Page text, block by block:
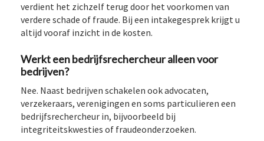
verdient het zichzelf terug door het voorkomen van
verdere schade of fraude. Bij een intakegesprek krijgt u
altijd vooraf inzicht in de kosten.
Werkt een bedrijfsrechercheur alleen voor
bedrijven?
Nee. Naast bedrijven schakelen ook advocaten,
verzekeraars, verenigingen en soms particulieren een
bedrijfsrechercheur in, bijvoorbeeld bij
integriteitskwesties of fraudeonderzoeken.